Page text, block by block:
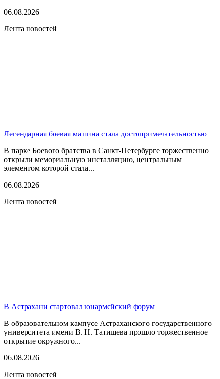
06.08.2026
Лента новостей
Легендарная боевая машина стала достопримечательностью
В парке Боевого братства в Санкт-Петербурге торжественно
открыли мемориальную инсталляцию, центральным
элементом которой стала...
06.08.2026
Лента новостей
В Астрахани стартовал юнармейский форум
В образовательном кампусе Астраханского государственного
университета имени В. Н. Татищева прошло торжественное
открытие окружного...
06.08.2026
Лента новостей